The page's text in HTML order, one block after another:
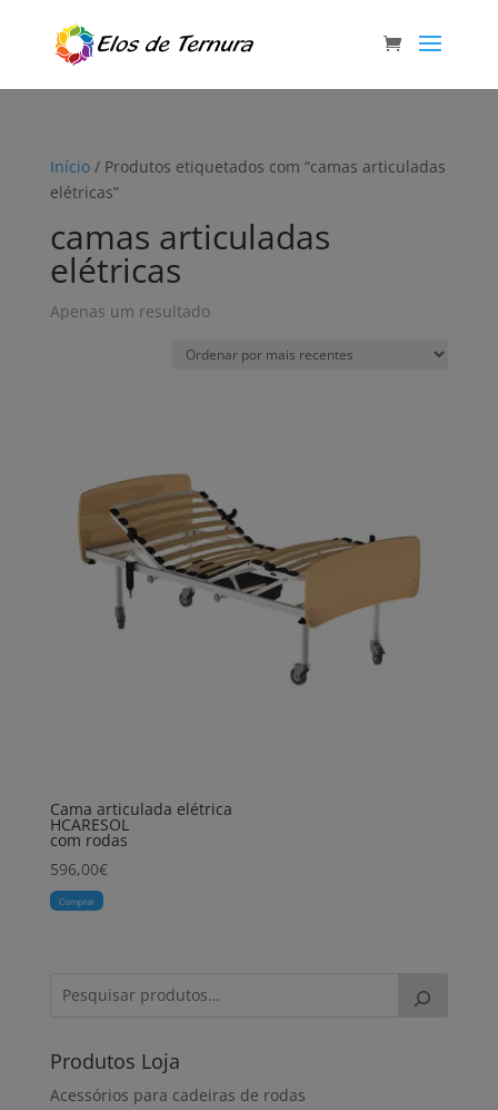
Início/ Produtos etiquetados com “camas articuladas
elétricas”
camas articuladas
elétricas
Apenas um resultado
Cama articulada elétrica
HCARESOL
com rodas
596,00€
Comprar
Produtos Loja
Acessórios para cadeiras de rodas